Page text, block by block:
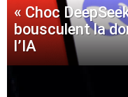
« Choc
bousculent la
l’IA